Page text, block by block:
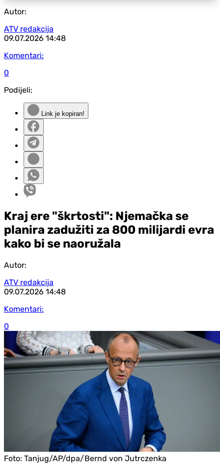
Autor:
ATV redakcija
09.07.2026 14:48
Komentari:
0
Podijeli:
Link je kopiran!
Kraj ere "škrtosti": Njemačka se
planira zadužiti za 800 milijardi evra
kako bi se naoružala
Autor:
ATV redakcija
09.07.2026 14:48
Komentari:
0
Foto: Tanjug/AP/dpa/Bernd von Jutrczenka